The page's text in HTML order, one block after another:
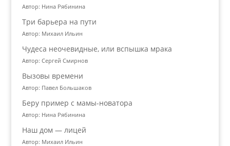
Автор: Нина Рябинина
Три барьера на пути
Автор: Михаил Ильин
Чудеса неочевидные, или вспышка мрака
Автор: Сергей Смирнов
Вызовы времени
Автор: Павел Большаков
Беру пример с мамы-новатора
Автор: Нина Рябинина
Наш дом — лицей
Автор: Михаил Ильин